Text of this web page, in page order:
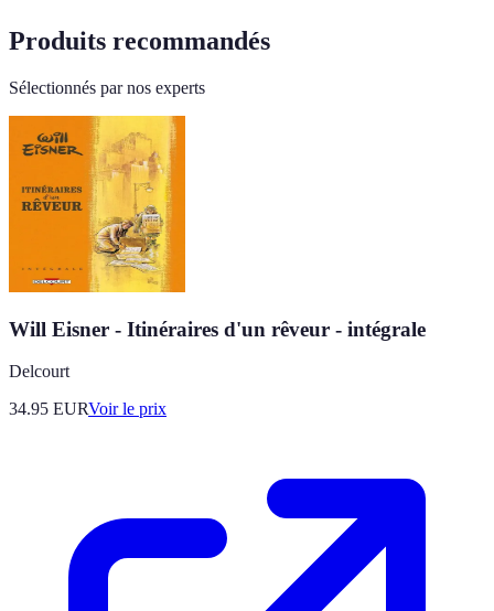
Produits recommandés
Sélectionnés par nos experts
Will Eisner - Itinéraires d'un rêveur - intégrale
Delcourt
34.95 EURVoir le prix